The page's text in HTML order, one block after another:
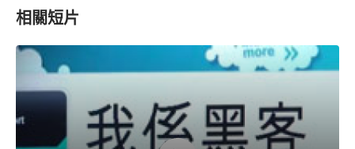
相關短片